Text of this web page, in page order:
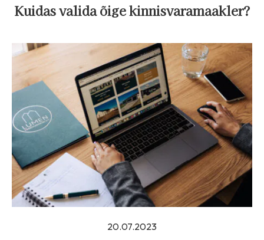
Kuidas valida õige kinnisvaramaakler?
20.07.2023